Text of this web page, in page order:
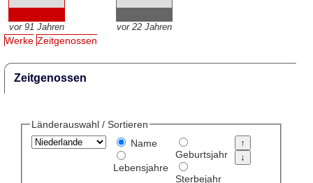
vor 91 Jahren vor 22 Jahren
Werke Zeitgenossen
Zeitgenossen
Länderauswahl / Sortieren
Name
Lebensjahre
Geburtsjahr
Sterbejahr